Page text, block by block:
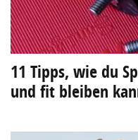
11 Tipps, wie du
und fit bleiben